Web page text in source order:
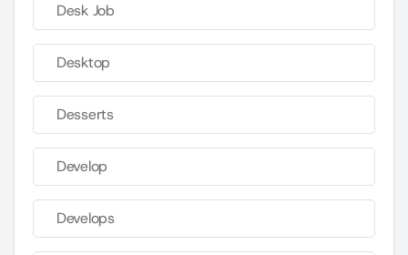
Desk Job
Desktop
Desserts
Develop
Develops